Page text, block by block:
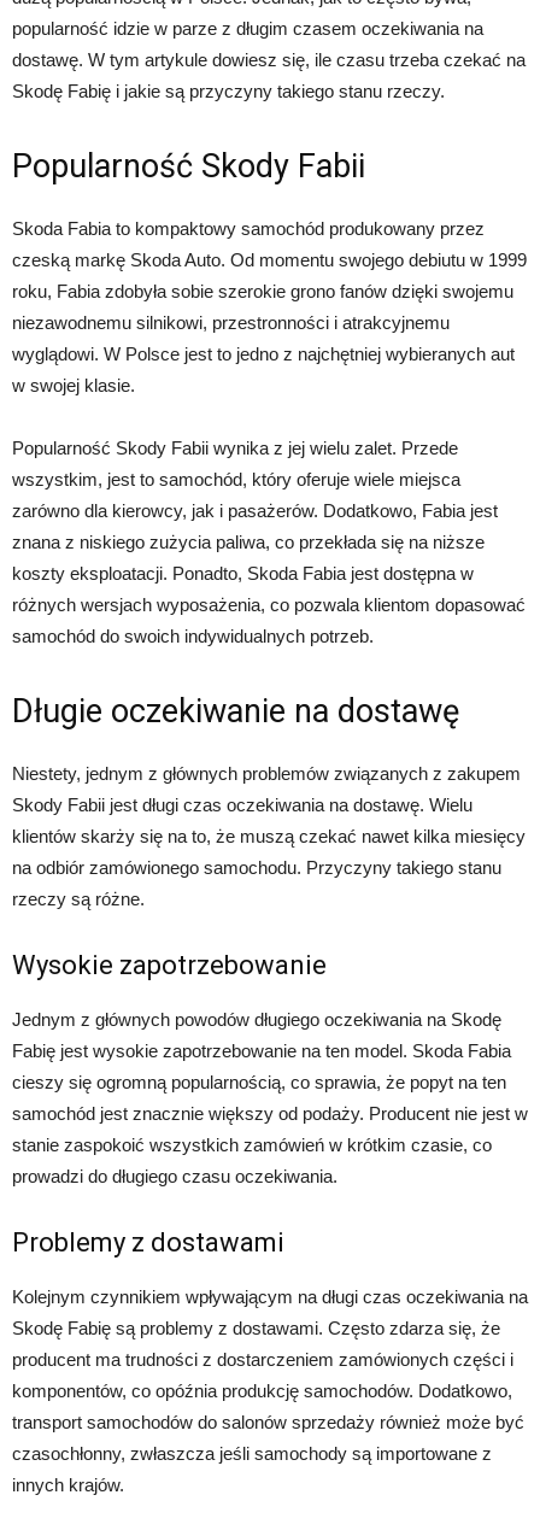
popularność idzie w parze z długim czasem oczekiwania na
dostawę. W tym artykule dowiesz się, ile czasu trzeba czekać na
Skodę Fabię i jakie są przyczyny takiego stanu rzeczy.
Popularność Skody Fabii
Skoda Fabia to kompaktowy samochód produkowany przez
czeską markę Skoda Auto. Od momentu swojego debiutu w 1999
roku, Fabia zdobyła sobie szerokie grono fanów dzięki swojemu
niezawodnemu silnikowi, przestronności i atrakcyjnemu
wyglądowi. W Polsce jest to jedno z najchętniej wybieranych aut
w swojej klasie.
Popularność Skody Fabii wynika z jej wielu zalet. Przede
wszystkim, jest to samochód, który oferuje wiele miejsca
zarówno dla kierowcy, jak i pasażerów. Dodatkowo, Fabia jest
znana z niskiego zużycia paliwa, co przekłada się na niższe
koszty eksploatacji. Ponadto, Skoda Fabia jest dostępna w
różnych wersjach wyposażenia, co pozwala klientom dopasować
samochód do swoich indywidualnych potrzeb.
Długie oczekiwanie na dostawę
Niestety, jednym z głównych problemów związanych z zakupem
Skody Fabii jest długi czas oczekiwania na dostawę. Wielu
klientów skarży się na to, że muszą czekać nawet kilka miesięcy
na odbiór zamówionego samochodu. Przyczyny takiego stanu
rzeczy są różne.
Wysokie zapotrzebowanie
Jednym z głównych powodów długiego oczekiwania na Skodę
Fabię jest wysokie zapotrzebowanie na ten model. Skoda Fabia
cieszy się ogromną popularnością, co sprawia, że popyt na ten
samochód jest znacznie większy od podaży. Producent nie jest w
stanie zaspokoić wszystkich zamówień w krótkim czasie, co
prowadzi do długiego czasu oczekiwania.
Problemy z dostawami
Kolejnym czynnikiem wpływającym na długi czas oczekiwania na
Skodę Fabię są problemy z dostawami. Często zdarza się, że
producent ma trudności z dostarczeniem zamówionych części i
komponentów, co opóźnia produkcję samochodów. Dodatkowo,
transport samochodów do salonów sprzedaży również może być
czasochłonny, zwłaszcza jeśli samochody są importowane z
innych krajów.